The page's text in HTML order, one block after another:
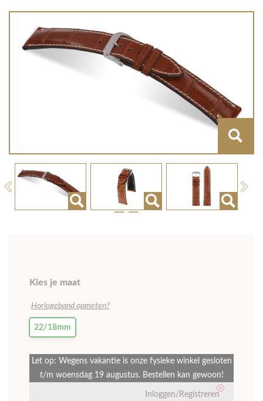
Previous Next
Kies je maat
Horlogeband opmeten?
22/18mm
Let op: Wegens vakantie is onze fysieke winkel gesloten
t/m woensdag 19 augustus. Bestellen kan gewoon!
Inloggen/Registreren